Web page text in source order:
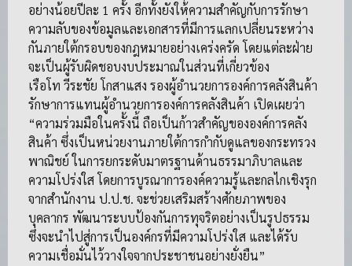
อย่างน้อยปีละ 1 ครั้ง อีกทั้งยังให้ความสำคัญกับการรักษา
ความลับของข้อมูลและเอกสารที่มีการแลกเปลี่ยนระหว่าง
กันภายใต้กรอบของกฎหมายอย่างเคร่งครัด โดยแต่ละฝ่าย
จะเป็นผู้รับผิดชอบงบประมาณในส่วนที่เกี่ยวข้อง
เรือโท วีระชัย โกสาแสง รองผู้อำนวยการองค์การคลังสินค้า
รักษาการแทนผู้อำนวยการองค์การคลังสินค้า เปิดเผยว่า
“ความร่วมมือในครั้งนี้ ถือเป็นก้าวสำคัญขององค์การคลัง
สินค้า ซึ่งเป็นหน่วยงานภายใต้การกำกับดูแลของกระทรวง
พาณิชย์ ในการยกระดับมาตรฐานด้านธรรมาภิบาลและ
ความโปร่งใส โดยการบูรณาการองค์ความรู้และกลไกเชิงรุก
จากสำนักงาน ป.ป.ช. จะช่วยเสริมสร้างศักยภาพของ
บุคลากร พัฒนาระบบป้องกันการทุจริตอย่างเป็นรูปธรรม
ซึ่งจะนำไปสู่การเป็นองค์กรที่มีความโปร่งใส และได้รับ
ความเชื่อมั่นไว้วางใจจากประชาชนอย่างยั่งยืน”